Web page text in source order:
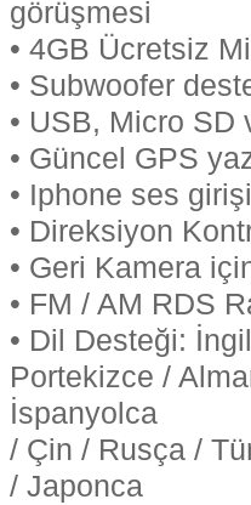
görüşmesi
• 4GB Ücretsiz
• Subwoofer
• USB, Micro SD
• Güncel GPS
• Iphone ses girişi
• Direksiyon
• Geri Kamera
• FM / AM RDS
• Dil Desteği:
Portekizce /
İspanyolca
/ Çin / Rusça /
/ Japonca